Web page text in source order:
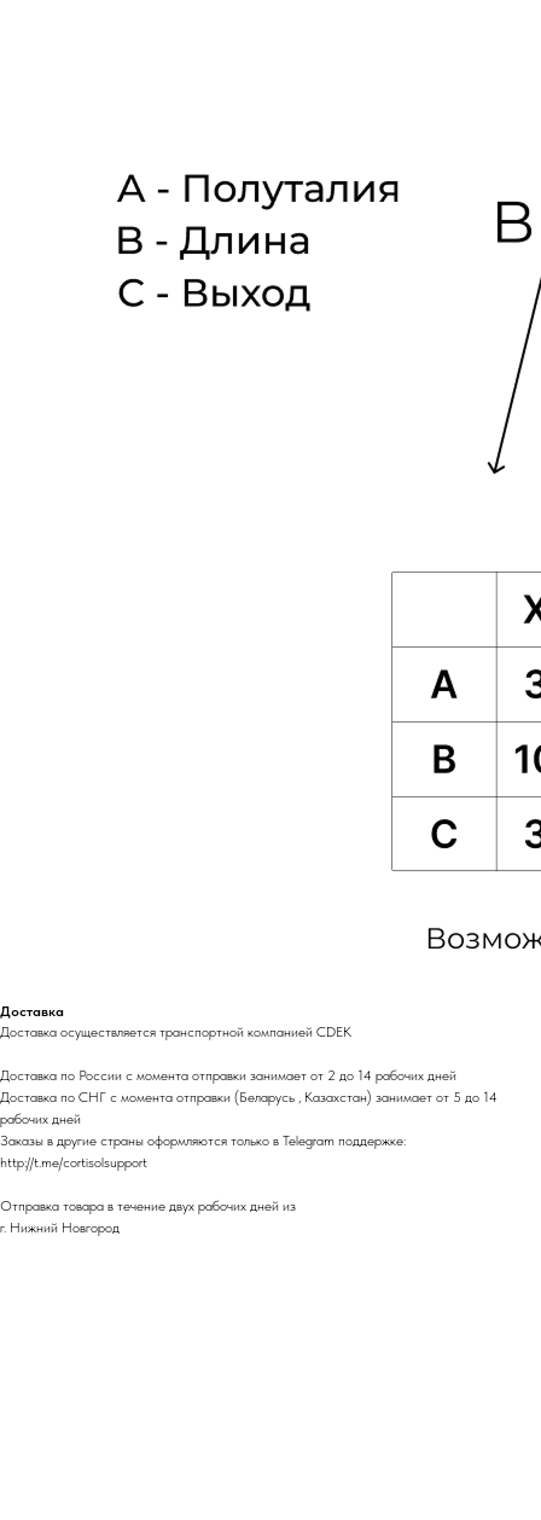
Доставка
Доставка осуществляется транспортной компанией CDEK
Доставка по России с момента отправки занимает от 2 до 14 рабочих дней
Доставка по СНГ с момента отправки (Беларусь , Казахстан) занимает от 5 до 14
рабочих дней
Заказы в другие страны оформляются только в Telegram поддержке:
http://t.me/cortisolsupport
Отправка товара в течение двух рабочих дней из
г. Нижний Новгород